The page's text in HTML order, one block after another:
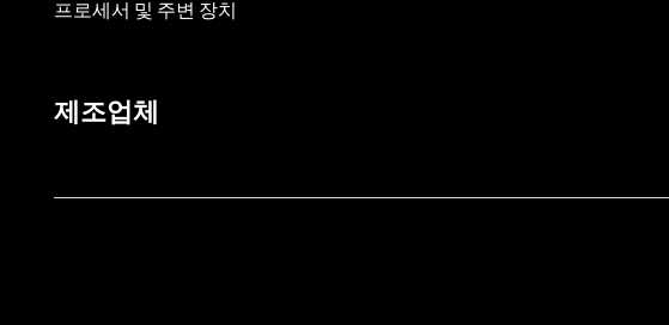
프로세서 및 주변 장치
제조업체